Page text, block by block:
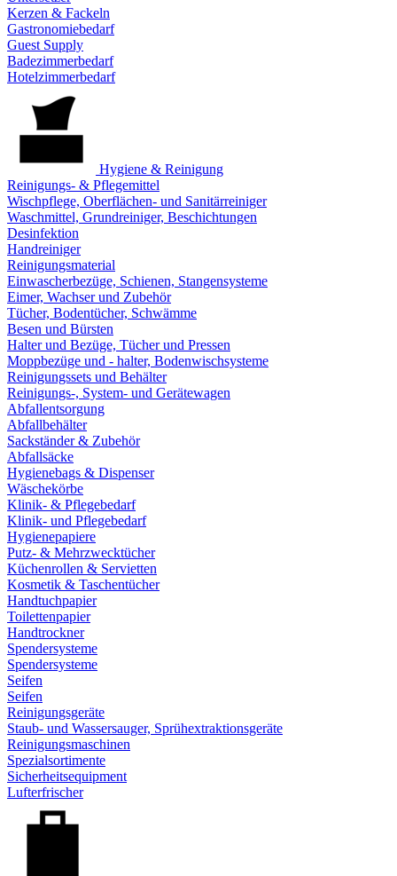
Kerzen & Fackeln
Gastronomiebedarf
Guest Supply
Badezimmerbedarf
Hotelzimmerbedarf
Hygiene & Reinigung
Reinigungs- & Pflegemittel
Wischpflege, Oberflächen- und Sanitärreiniger
Waschmittel, Grundreiniger, Beschichtungen
Desinfektion
Handreiniger
Reinigungsmaterial
Einwascherbezüge, Schienen, Stangensysteme
Eimer, Wachser und Zubehör
Tücher, Bodentücher, Schwämme
Besen und Bürsten
Halter und Bezüge, Tücher und Pressen
Moppbezüge und - halter, Bodenwischsysteme
Reinigungssets und Behälter
Reinigungs-, System- und Gerätewagen
Abfallentsorgung
Abfallbehälter
Sackständer & Zubehör
Abfallsäcke
Hygienebags & Dispenser
Wäschekörbe
Klinik- & Pflegebedarf
Klinik- und Pflegebedarf
Hygienepapiere
Putz- & Mehrzwecktücher
Küchenrollen & Servietten
Kosmetik & Taschentücher
Handtuchpapier
Toilettenpapier
Handtrockner
Spendersysteme
Spendersysteme
Seifen
Seifen
Reinigungsgeräte
Staub- und Wassersauger, Sprühextraktionsgeräte
Reinigungsmaschinen
Spezialsortimente
Sicherheitsequipment
Lufterfrischer